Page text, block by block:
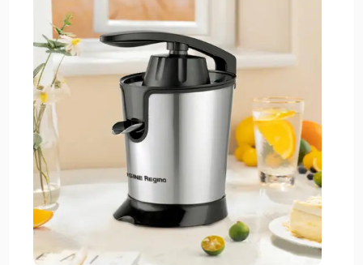
این آبمیوه‌گیری با عملکرد سریع و بدون نیاز به فیلتر، آب
میوه‌ای خالص و بدون تکه‌های اضافی ارائه می‌دهد. خرید
این محصول به صورت تک‌فروشی و عمده امکان‌پذیر است
و با قیمتی مقرون‌به‌صرفه در دسترس شما قرار دارد .